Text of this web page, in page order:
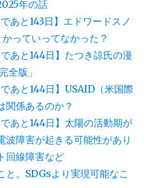
年の話
あと143日】エドワードスノ
っていってなかった？
あと144日】たつき諒氏の漫
全版」
であと144日】USAID（米国際
関係あるのか？
あと144日】太陽の活動期が
波障害が起きる可能性があり
回線障害など
と。SDGsより実現可能なこ